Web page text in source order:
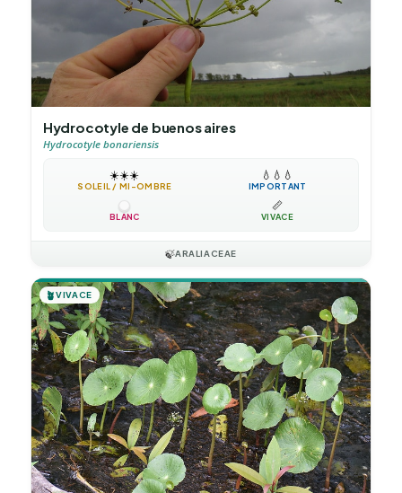
Hydrocotyle de buenos aires
Hydrocotyle bonariensis
☀️☀️☀️
SOLEIL / MI-OMBRE
💧 💧 💧
IMPORTANT
BLANC
📏
VIVACE
🍃ARALIACEAE
🪴VIVACE